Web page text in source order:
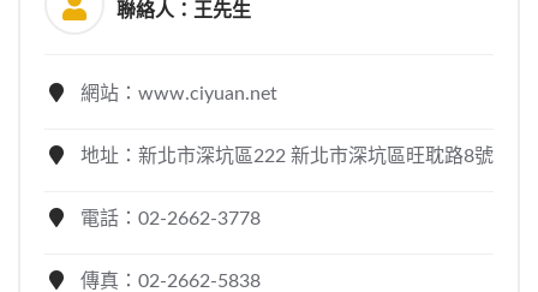
聯絡人：王先生
網站：www.ciyuan.net
地址：新北市深坑區222 新北市深坑區旺耽路8號
電話：02-2662-3778
傳真：02-2662-5838